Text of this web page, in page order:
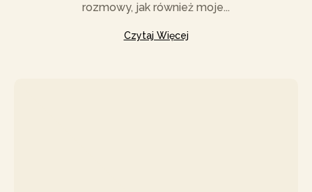
rozmowy, jak również moje...
Czytaj Więcej